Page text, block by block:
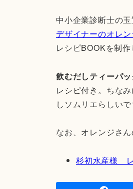
中小企業診断士の玉
デザイナーのオレ
レシピBOOKを制作
飲むだしティーパッ
レシピ付き。ちな
しソムリエらしいで
なお、オレンジさ
杉初水産様